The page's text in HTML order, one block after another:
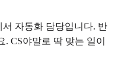
자동화 담당입니다. 반
CS야말로 딱 맞는 일이